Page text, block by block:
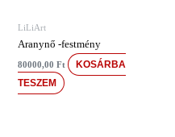
LiLiArt
Aranynő -festmény
80000,00Ft
KOSÁRBA
TESZEM